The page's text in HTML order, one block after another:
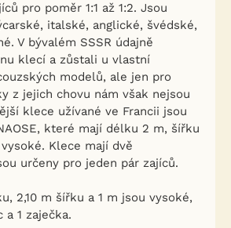
pro poměr 1:1 až 1:2. Jsou
italské, anglické, švédské,
V bývalém SSSR údajně
klecí a zůstali u vlastní
modelů, ale jen pro
z jejich chovu nám však nejsou
klece užívané ve Francii jsou
které mají délku 2 m, šířku
Klece mají dvě
určeny pro jeden pár zajíců.
2,10 m šířku a 1 m jsou vysoké,
a 1 zaječka.